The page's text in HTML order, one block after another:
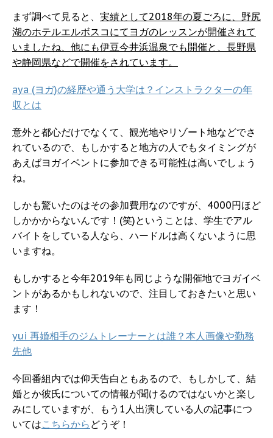
まず調べて見ると、 実績として2018年の夏ごろに、野尻
湖のホテルエルボスコにてヨガのレッスンが開催されて
いましたね、他にも伊豆今井浜温泉でも開催と、長野県
や静岡県などで開催をされています。
aya (ヨガ)の経歴や通う大学は？インストラクターの年
収とは
意外と都心だけでなくて、観光地やリゾート地などでさ
れているので、もしかすると地方の人でもタイミングが
あえばヨガイベントに参加できる可能性は高いでしょう
ね。
しかも驚いたのはその参加費用なのですが、4000円ほど
しかかからないんです！(笑)ということは、学生でアル
バイトをしている人なら、ハードルは高くないように思
いますね。
もしかすると今年2019年も同じような開催地でヨガイベ
ントがあるかもしれないので、注目しておきたいと思い
ます！
yui 再婚相手のジムトレーナーとは誰？本人画像や勤務
先他
今回番組内では仰天告白ともあるので、もしかして、結
婚とか彼氏についての情報が聞けるのではないかと楽し
みにしていますが、もう1人出演している人の記事につ
いてはこちらから どうぞ！